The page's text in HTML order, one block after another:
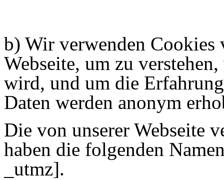
b) Wir verwenden Cookies
Webseite, um zu
wird, und um die
Daten werden anonym
Die von unserer Webseite
haben die folgenden
_utmz].